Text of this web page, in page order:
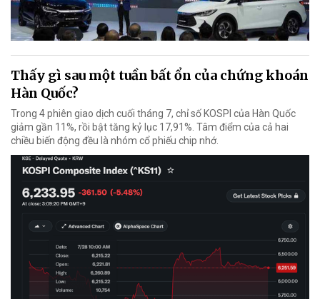
Thấy gì sau một tuần bất ổn của chứng khoán
Hàn Quốc?
Trong 4 phiên giao dịch cuối tháng 7, chỉ số KOSPI của Hàn Quốc
giảm gần 11%, rồi bật tăng kỷ lục 17,91%. Tâm điểm của cả hai
chiều biến động đều là nhóm cổ phiếu chip nhớ.